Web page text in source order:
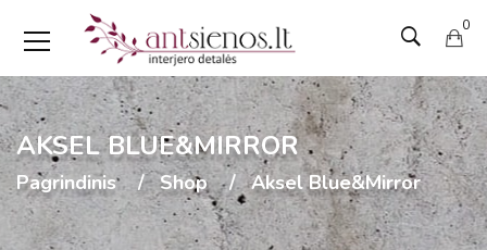
0
AKSEL BLUE&MIRROR
Pagrindinis Shop Aksel Blue&Mirror